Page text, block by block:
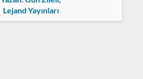
Lejand Yayınları